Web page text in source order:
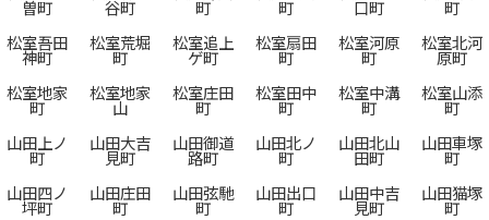
曽町 谷町 町 町 口町
町
松室吾田
神町
松室荒堀
町
松室追上
ゲ町
松室扇田
町
松室河原
町
松室北河
原町
松室地家
町
松室地家
山
松室庄田
町
松室田中
町
松室中溝
町
松室山添
町
山田上ノ
町
山田大吉
見町
山田御道
路町
山田北ノ
町
山田北山
田町
山田車塚
町
山田四ノ
坪町
山田庄田
町
山田弦馳
町
山田出口
町
山田中吉
見町
山田猫塚
町